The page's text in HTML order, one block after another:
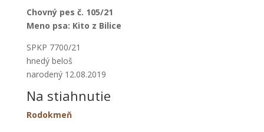
Chovný pes č. 105/21
Meno psa: Kito z Bilice
SPKP 7700/21
hnedý beloš
narodený 12.08.2019
Na stiahnutie
Rodokmeň